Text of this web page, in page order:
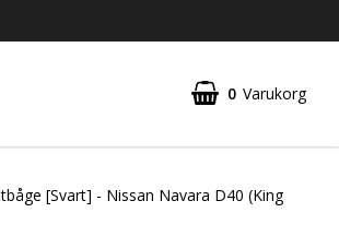
0 Varukorg
[Svart] - Nissan Navara D40 (King